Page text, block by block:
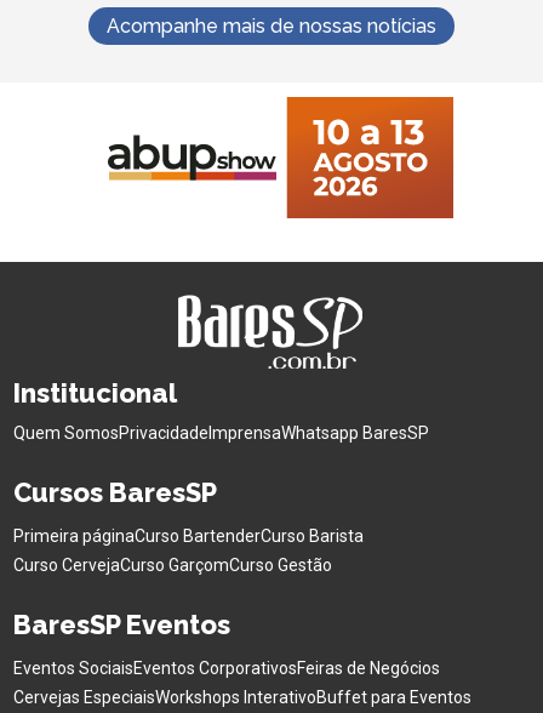
Acompanhe mais de nossas notícias
Institucional
Quem SomosPrivacidade ImprensaWhatsapp BaresSP
Cursos BaresSP
Primeira páginaCurso BartenderCurso Barista
Curso CervejaCurso GarçomCurso Gestão
BaresSP Eventos
Eventos SociaisEventos CorporativosFeiras de Negócios
Cervejas EspeciaisWorkshops InterativoBuffet para Eventos